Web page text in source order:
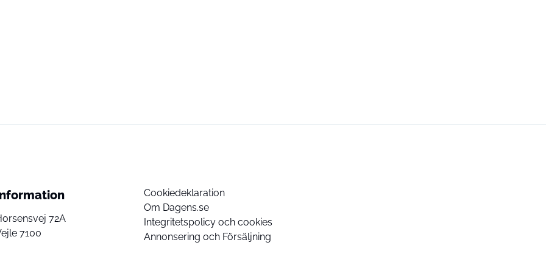
72A
7100
Cookiedeklaration
Om Dagens.se
Integritetspolicy och cookies
Annonsering och Försäljning